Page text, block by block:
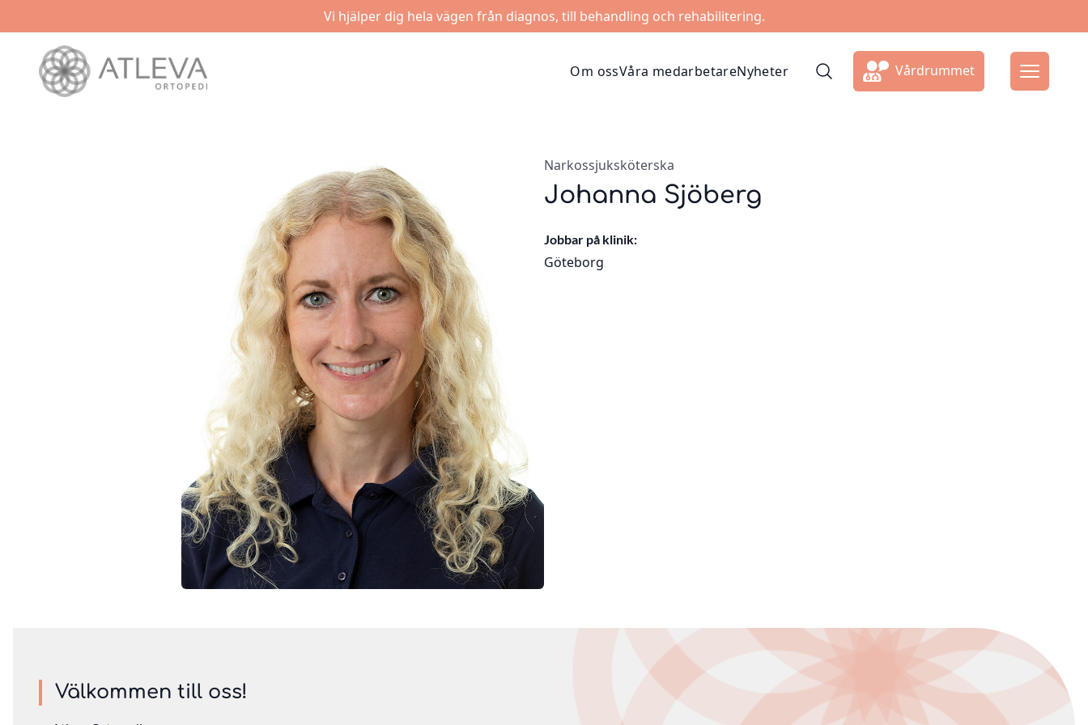
Vi hjälper dig hela vägen från diagnos, till behandling och rehabilitering.
Om ossVåra medarbetareNyheter Vårdrummet
Narkossjuksköterska
Johanna Sjöberg
Jobbar på klinik:
Göteborg
Välkommen till oss!